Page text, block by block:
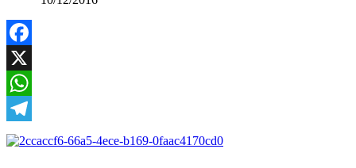
Facebook
X
WhatsApp
Telegram